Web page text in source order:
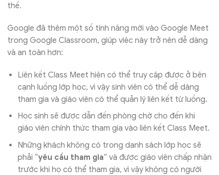
thế.
Google đã thêm một số tính năng mới vào Google Meet
trong Google Classroom, giúp việc này trở nên dễ dàng
và an toàn hơn:
Liên kết Class Meet hiện có thể truy cập được ở bên
cạnh luồng lớp học, vì vậy sinh viên có thể dễ dàng
tham gia và giáo viên có thể quản lý liên kết từ luồng.
Học sinh sẽ được dẫn đến phòng chờ cho đến khi
giáo viên chính thức tham gia vào liên kết Class Meet.
Những khách không có trong danh sách lớp học sẽ
phải “yêu cầu tham gia” và được giáo viên chấp nhận
trước khi họ có thể tham gia, vì vậy không có người